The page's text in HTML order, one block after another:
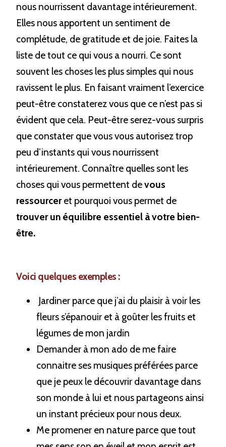
nous nourrissent davantage intérieurement.
Elles nous apportent un sentiment de
complétude, de gratitude et de joie. Faites la
liste de tout ce qui vous a nourri. Ce sont
souvent les choses les plus simples qui nous
ravissent le plus. En faisant vraiment l’exercice
peut-être constaterez vous que ce n’est pas si
évident que cela. Peut-être serez-vous surpris
que constater que vous vous autorisez trop
peu d’instants qui vous nourrissent
intérieurement. Connaître quelles sont les
choses qui vous permettent de vous
ressourcer
trouver un équilibre essentiel à votre bien-
être.
Voici quelques exemples :
fleurs s’épanouir et à goûter les fruits et
légumes de mon jardin
Demander à mon ado de me faire
connaitre ses musiques préférées parce
que je peux le découvrir davantage dans
son monde à lui et nous partageons ainsi
un instant précieux pour nous deux.
Me promener en nature parce que tout